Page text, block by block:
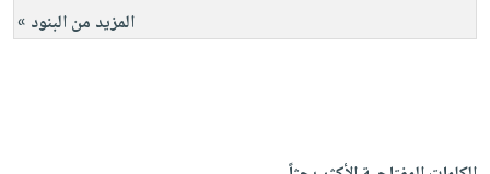
المزيد من البنود »